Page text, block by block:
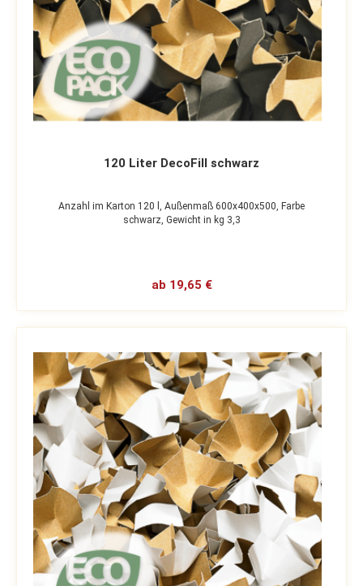
120 Liter DecoFill schwarz
Anzahl im Karton 120 l, Außenmaß 600x400x500, Farbe
schwarz, Gewicht in kg 3,3
ab 19,65 €